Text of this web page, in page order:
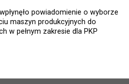
powiadomienie o wyborze
maszyn produkcyjnych do
w pełnym zakresie dla PKP